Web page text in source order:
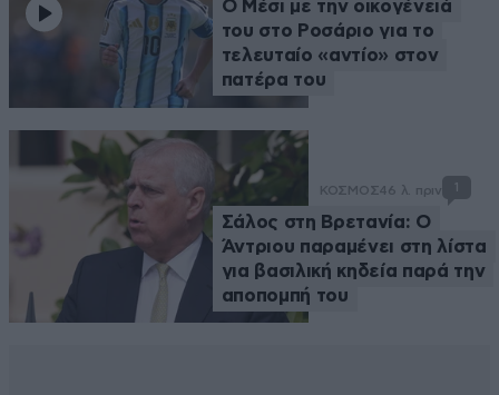
Ο Μέσι με την οικογένειά
του στο Ροσάριο για το
τελευταίο «αντίο» στον
πατέρα του
ΚΟΣΜΟΣ46 λ. πριν 1
Σάλος στη Βρετανία: Ο
Άντριου παραμένει στη λίστα
για βασιλική κηδεία παρά την
αποπομπή του